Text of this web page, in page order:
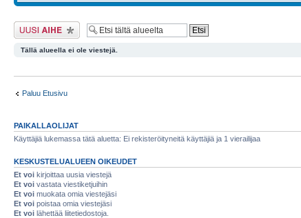
Lähetä uusi viesti
Tällä alueella ei ole viestejä.
Paluu Etusivu
PAIKALLAOLIJAT
Käyttäjiä lukemassa tätä aluetta: Ei rekisteröityneitä käyttäjiä ja 1 vierailijaa
KESKUSTELUALUEEN OIKEUDET
Et voi kirjoittaa uusia viestejä
Et voi vastata viestiketjuihin
Et voi muokata omia viestejäsi
Et voi poistaa omia viestejäsi
Et voi lähettää liitetiedostoja.